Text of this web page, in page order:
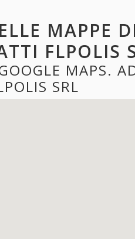
MAPPE
FLPOLIS
MAPS.
SRL